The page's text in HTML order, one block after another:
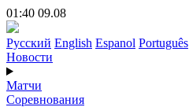
01:40 09.08
Русский English Espanol Português
Новости
Матчи
Соревнования